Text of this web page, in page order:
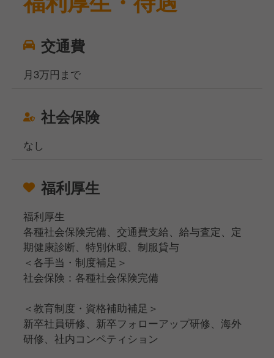
交通費
月3万円まで
社会保険
なし
福利厚生
福利厚生
各種社会保険完備、交通費支給、給与査定、定
期健康診断、特別休暇、制服貸与
＜各手当・制度補足＞
社会保険：各種社会保険完備
＜教育制度・資格補助補足＞
新卒社員研修、新卒フォローアップ研修、海外
研修、社内コンペティション